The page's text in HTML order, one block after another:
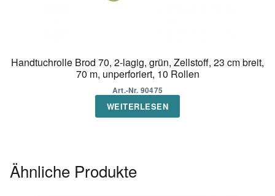
Handtuchrolle Brod 70, 2-lagig, grün, Zellstoff, 23 cm breit,
70 m, unperforiert, 10 Rollen
Art.-Nr. 90475
WEITERLESEN
Ähnliche Produkte